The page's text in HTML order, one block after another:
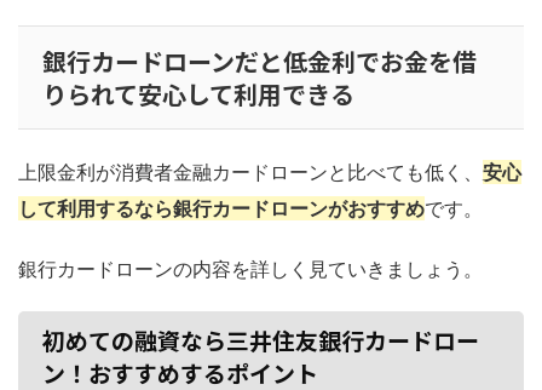
銀行カードローンだと低金利でお金を借
りられて安心して利用できる
上限金利が消費者金融カードローンと比べても低く、 安心
して利用するなら銀行カードローンがおすすめです。
銀行カードローンの内容を詳しく見ていきましょう。
初めての融資なら三井住友銀行カードロー
ン！おすすめするポイント